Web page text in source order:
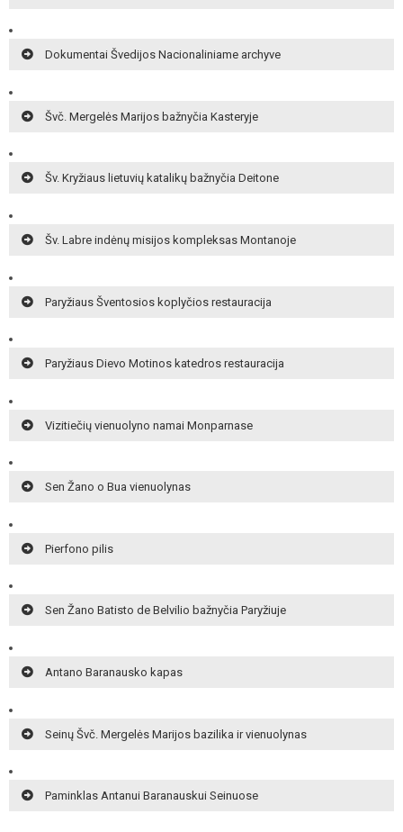
Dokumentai Švedijos Nacionaliniame archyve
Švč. Mergelės Marijos bažnyčia Kasteryje
Šv. Kryžiaus lietuvių katalikų bažnyčia Deitone
Šv. Labre indėnų misijos kompleksas Montanoje
Paryžiaus Šventosios koplyčios restauracija
Paryžiaus Dievo Motinos katedros restauracija
Vizitiečių vienuolyno namai Monparnase
Sen Žano o Bua vienuolynas
Pierfono pilis
Sen Žano Batisto de Belvilio bažnyčia Paryžiuje
Antano Baranausko kapas
Seinų Švč. Mergelės Marijos bazilika ir vienuolynas
Paminklas Antanui Baranauskui Seinuose